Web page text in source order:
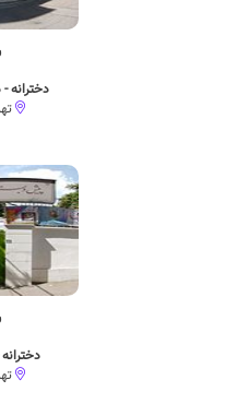
دخترانه